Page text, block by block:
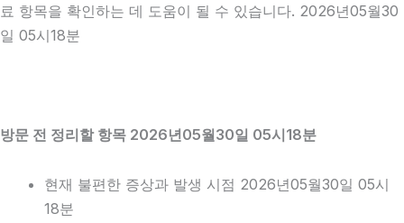
료 항목을 확인하는 데 도움이 될 수 있습니다. 2026년05월30
일 05시18분
방문 전 정리할 항목 2026년05월30일 05시18분
현재 불편한 증상과 발생 시점 2026년05월30일 05시
18분